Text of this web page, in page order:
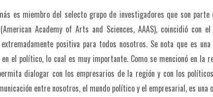
es miembro del selecto grupo de investigadores que son
Academy of Arts and Sciences, AAAS), coincidió con
positiva para todos nosotros. Se nota que es
el político, lo cual es muy importante. Como se mencionó en la
dialogar con los empresarios de la región y con los
entre nosotros, el mundo político y el empresarial, es una